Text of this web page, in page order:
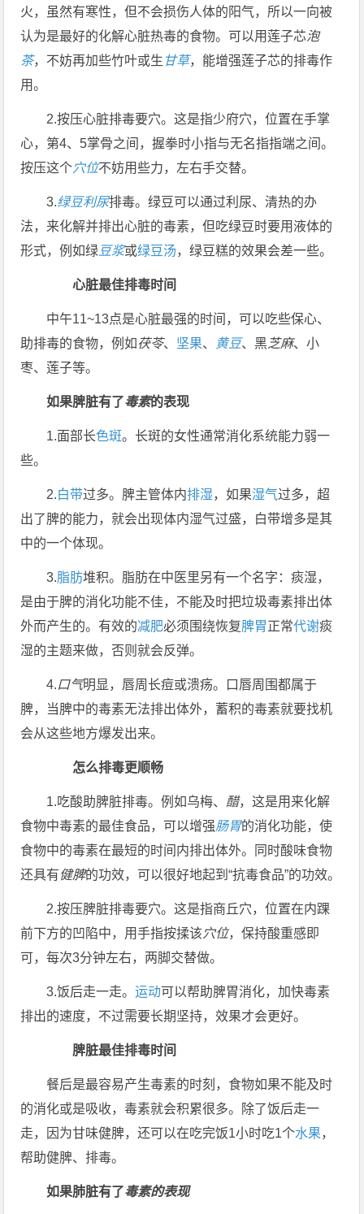
火，虽然有寒性，但不会损伤人体的阳气，所以一向被
认为是最好的化解心脏热毒的食物。可以用莲子芯泡
茶，不妨再加些竹叶或生 甘草，能增强莲子芯的排毒作
用。
2.按压心脏排毒要穴。这是指少府穴，位置在手掌
心，第4、5掌骨之间，握拳时小指与无名指指端之间。
按压这个穴位不妨用些力，左右手交替。
3.绿豆利尿排毒。绿豆可以通过利尿、清热的办
法，来化解并排出心脏的毒素，但吃绿豆时要用液体的
形式，例如绿 豆浆或绿豆汤，绿豆糕的效果会差一些。
心脏最佳排毒时间
中午11~13点是心脏最强的时间，可以吃些保心、
助排毒的食物，例如 茯苓、 坚果、 黄豆、黑芝麻、小
枣、莲子等。
如果脾脏有了毒素的表现
1.面部长色斑。长斑的女性通常消化系统能力弱一
些。
2.白带过多。脾主管体内排湿，如果湿气过多，超
出了脾的能力，就会出现体内湿气过盛，白带增多是其
中的一个体现。
3.脂肪堆积。脂肪在中医里另有一个名字：痰湿，
是由于脾的消化功能不佳，不能及时把垃圾毒素排出体
外而产生的。有效的减肥必须围绕恢复脾胃正常代谢痰
湿的主题来做，否则就会反弹。
4.口气明显，唇周长痘或溃疡。口唇周围都属于
脾，当脾中的毒素无法排出体外，蓄积的毒素就要找机
会从这些地方爆发出来。
怎么排毒更顺畅
1.吃酸助脾脏排毒。例如乌梅、 醋，这是用来化解
食物中毒素的最佳食品，可以增强肠胃的消化功能，使
食物中的毒素在最短的时间内排出体外。同时酸味食物
还具有健脾的功效，可以很好地起到“抗毒食品”的功效。
2.按压脾脏排毒要穴。这是指商丘穴，位置在内踝
前下方的凹陷中，用手指按揉该 穴位，保持酸重感即
可，每次3分钟左右，两脚交替做。
3.饭后走一走。运动可以帮助脾胃消化，加快毒素
排出的速度，不过需要长期坚持，效果才会更好。
脾脏最佳排毒时间
餐后是最容易产生毒素的时刻，食物如果不能及时
的消化或是吸收，毒素就会积累很多。除了饭后走一
走，因为甘味健脾，还可以在吃完饭1小时吃1个水果，
帮助健脾、排毒。
如果肺脏有了毒素的表现